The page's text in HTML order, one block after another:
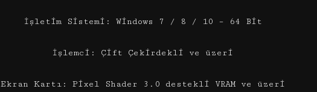
İşletim Sistemi: Windows 7 / 8 / 10 – 64 Bit
İşlemci: Çift Çekirdekli ve üzeri
Ekran Kartı: Pixel Shader 3.0 destekli VRAM ve üzeri